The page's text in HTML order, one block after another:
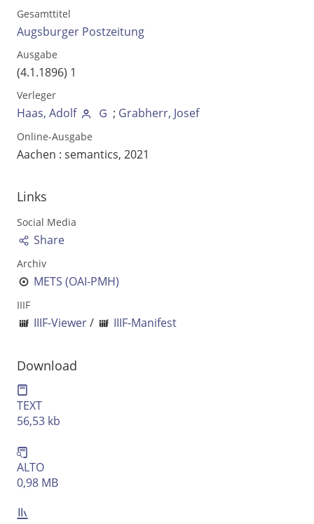
Volltext und Inhaltsverzeichnis
Suchbegriff
Ausgabe-Optionen
an
aus
Gesamttitel
Augsburger Postzeitung
Ausgabe
(4.1.1896) 1
Verleger
Haas, Adolf ; Grabherr, Josef
Online-Ausgabe
Aachen : semantics, 2021
Links
Social Media
Share
Archiv
METS (OAI-PMH)
IIIF
IIIF-Viewer/ IIIF-Manifest
Download
TEXT
56,53 kb
ALTO
0,98 MB